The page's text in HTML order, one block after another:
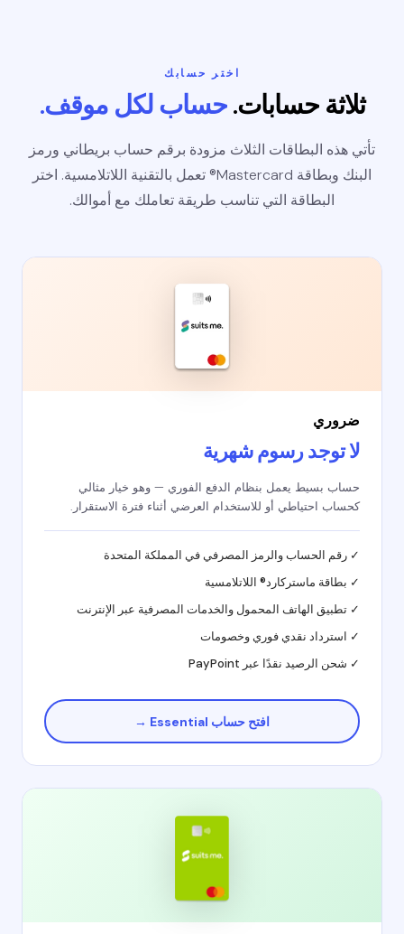
اختر حسابك
ثلاثة حسابات.حساب لكل موقف.
تأتي هذه البطاقات الثلاث مزودة برقم حساب بريطاني ورمز
البنك وبطاقة Mastercard® تعمل بالتقنية اللاتلامسية. اختر
البطاقة التي تناسب طريقة تعاملك مع أموالك.
ضروري
لا توجد رسوم شهرية
حساب بسيط يعمل بنظام الدفع الفوري — وهو خيار مثالي
كحساب احتياطي أو للاستخدام العرضي أثناء فترة الاستقرار.
✓ رقم الحساب والرمز المصرفي في المملكة المتحدة
✓ بطاقة ماستركارد® اللاتلامسية
✓ تطبيق الهاتف المحمول والخدمات المصرفية عبر الإنترنت
✓ استرداد نقدي فوري وخصومات
✓ شحن الرصيد نقدًا عبر PayPoint
افتح حساب Essential →